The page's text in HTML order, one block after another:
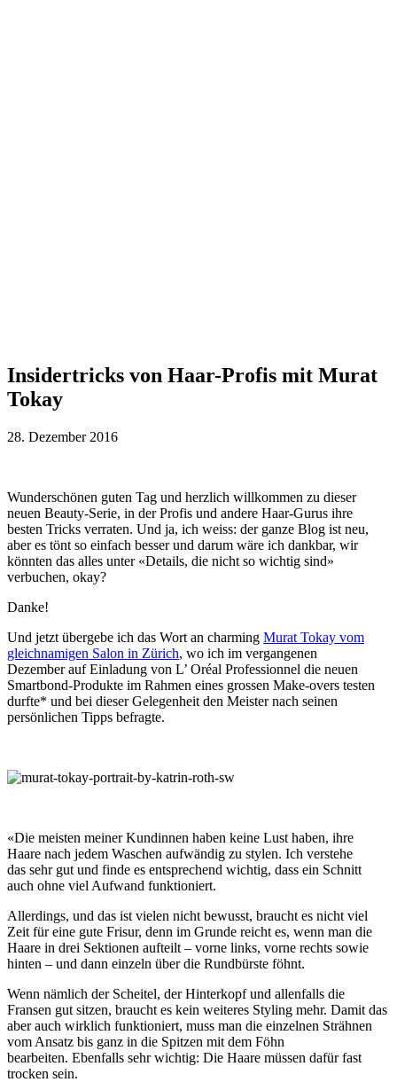
Insidertricks von Haar-Profis mit Murat
Tokay
28. Dezember 2016
Wunderschönen guten Tag und herzlich willkommen zu dieser
neuen Beauty-Serie, in der Profis und andere Haar-Gurus ihre
besten Tricks verraten. Und ja, ich weiss: der ganze Blog ist neu,
aber es tönt so einfach besser und darum wäre ich dankbar, wir
könnten das alles unter «Details, die nicht so wichtig sind»
verbuchen, okay?
Danke!
Und jetzt übergebe ich das Wort an charming Murat Tokay vom
gleichnamigen Salon in Zürich, wo ich im vergangenen
Dezember auf Einladung von L’ Oréal Professionnel die neuen
Smartbond-Produkte im Rahmen eines grossen Make-overs testen
durfte* und bei dieser Gelegenheit den Meister nach seinen
persönlichen Tipps befragte.
«Die meisten meiner Kundinnen haben keine Lust haben, ihre
Haare nach jedem Waschen aufwändig zu stylen. Ich verstehe
das sehr gut und finde es entsprechend wichtig, dass ein Schnitt
auch ohne viel Aufwand funktioniert.
Allerdings, und das ist vielen nicht bewusst, braucht es nicht viel
Zeit für eine gute Frisur, denn im Grunde reicht es, wenn man die
Haare in drei Sektionen aufteilt – vorne links, vorne rechts sowie
hinten – und dann einzeln über die Rundbürste föhnt.
Wenn nämlich der Scheitel, der Hinterkopf und allenfalls die
Fransen gut sitzen, braucht es kein weiteres Styling mehr. Damit das
aber auch wirklich funktioniert, muss man die einzelnen Strähnen
vom Ansatz bis ganz in die Spitzen mit dem Föhn
bearbeiten. Ebenfalls sehr wichtig: Die Haare müssen dafür fast
trocken sein.